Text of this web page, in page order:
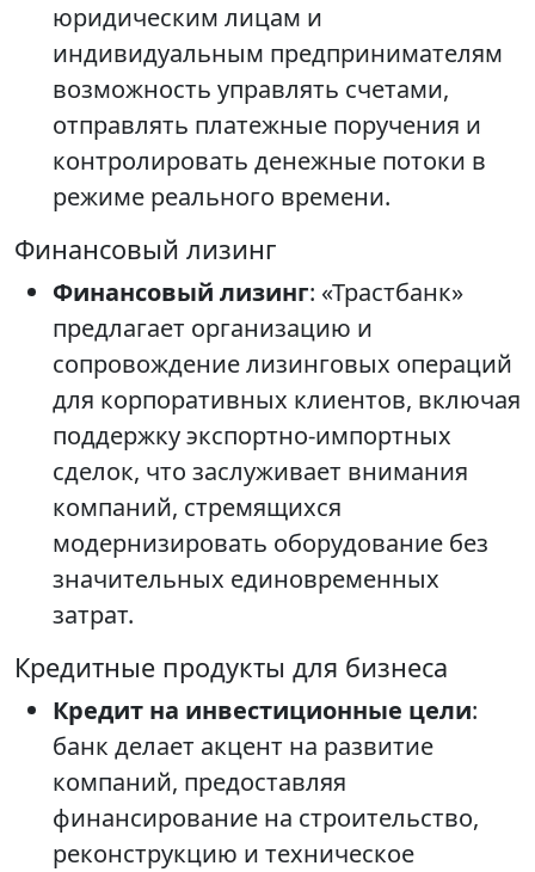
юридическим лицам и
индивидуальным предпринимателям
возможность управлять счетами,
отправлять платежные поручения и
контролировать денежные потоки в
режиме реального времени.
Финансовый лизинг
Финансовый лизинг: «Трастбанк»
предлагает организацию и
сопровождение лизинговых операций
для корпоративных клиентов, включая
поддержку экспортно-импортных
сделок, что заслуживает внимания
компаний, стремящихся
модернизировать оборудование без
значительных единовременных
затрат.
Кредитные продукты для бизнеса
Кредит на инвестиционные цели:
банк делает акцент на развитие
компаний, предоставляя
финансирование на строительство,
реконструкцию и техническое